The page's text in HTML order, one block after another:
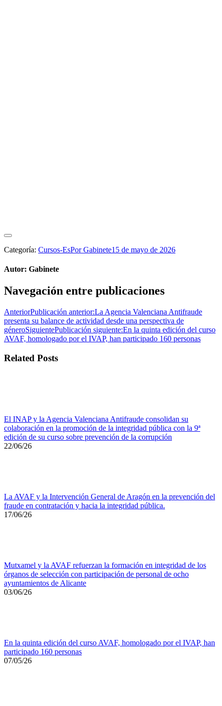
Categoría: Cursos-EsPorGabinete15 de mayo de 2026
Autor: Gabinete
Navegación entre publicaciones
AnteriorPublicación anterior:La Agencia Valenciana Antifraude
presenta su balance de actividad desde una perspectiva de
géneroSiguientePublicación siguiente:En la quinta edición del curso
AVAF, homologado por el IVAP, han participado 160 personas
Related Posts
El INAP y la Agencia Valenciana Antifraude consolidan su
colaboración en la promoción de la integridad pública con la 9ª
edición de su curso sobre prevención de la corrupción
22/06/26
La AVAF y la Intervención General de Aragón en la prevención del
fraude en contratación y hacia la integridad pública.
17/06/26
Mutxamel y la AVAF refuerzan la formación en integridad de los
órganos de selección con participación de personal de ocho
ayuntamientos de Alicante
03/06/26
En la quinta edición del curso AVAF, homologado por el IVAP, han
participado 160 personas
07/05/26